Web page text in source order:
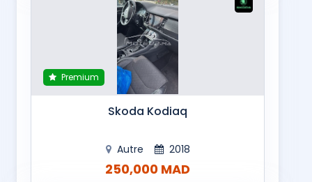
Premium
Skoda Kodiaq
Autre 2018
250,000 MAD